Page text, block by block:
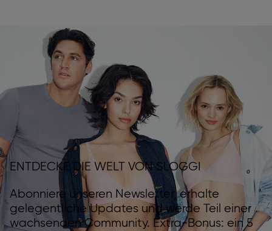
ENTDECKE DIE WELT VON SLOGGI
Abonniere unseren Newsletter, erhalte
gelegentliche Updates und werde Teil einer
wachsenden Community. Extra-Bonus: ein 5